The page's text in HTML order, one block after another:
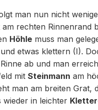
man nun nicht
rechten Rinnenrand
Höhlemuss man
etwas klettern (I).
ab und man
mit Steinmann am
man am breiten Grat,
wieder in leichter